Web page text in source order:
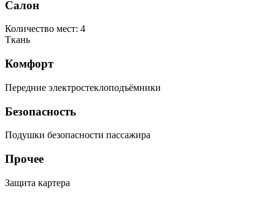
Салон
Количество мест: 4
Ткань
Комфорт
Передние электростеклоподъёмники
Безопасность
Подушки безопасности пассажира
Прочее
Защита картера